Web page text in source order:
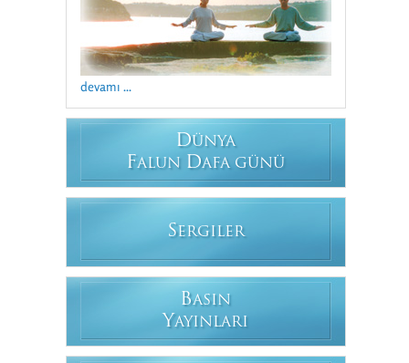
devamı ...
DÜNYA
FALUN DAFA GÜNÜ
SERGILER
BASIN
YAYINLARI